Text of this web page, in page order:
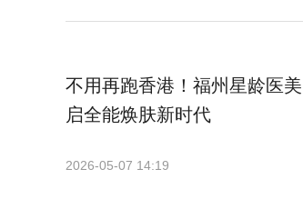
不用再跑香港！福州星龄医
启全能焕肤新时代
2026-05-07 14:19